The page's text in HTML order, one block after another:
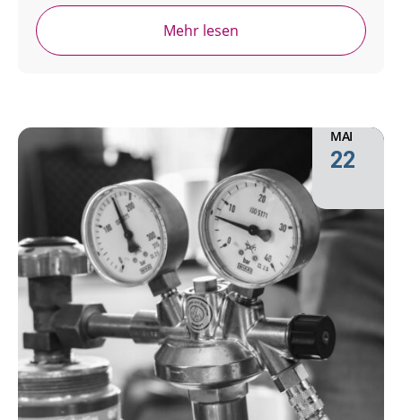
Mehr lesen
MAI
22